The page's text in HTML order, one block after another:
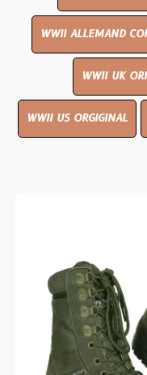
WWII ALLEMAND
WWII UK
WWII US ORGIGINAL